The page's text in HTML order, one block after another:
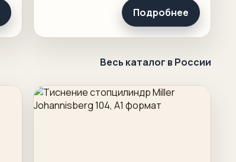
Подробнее
Весь каталог в России